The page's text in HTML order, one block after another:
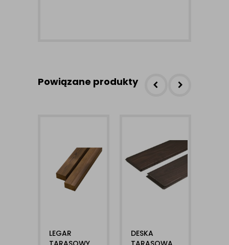
Powiązane produkty
LEGAR
DESKA